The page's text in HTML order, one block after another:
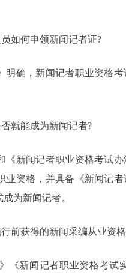
如何申领新闻记者证?
明确，新闻记者职业资格
就能成为新闻记者?
《新闻记者职业资格考试
业资格，并具备《新闻记
为新闻记者。
前获得的新闻采编从业资
《新闻记者职业资格考